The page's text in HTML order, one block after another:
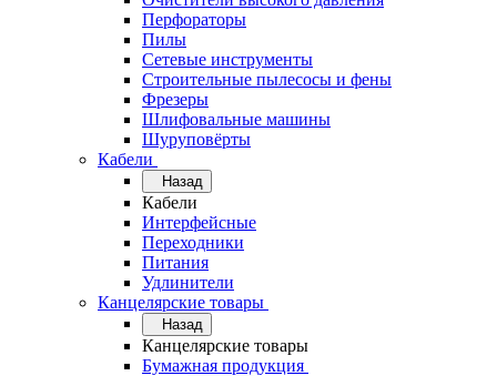
Перфораторы
Пилы
Сетевые инструменты
Строительные пылесосы и фены
Фрезеры
Шлифовальные машины
Шуруповёрты
Кабели
Назад
Кабели
Интерфейсные
Переходники
Питания
Удлинители
Канцелярские товары
Назад
Канцелярские товары
Бумажная продукция